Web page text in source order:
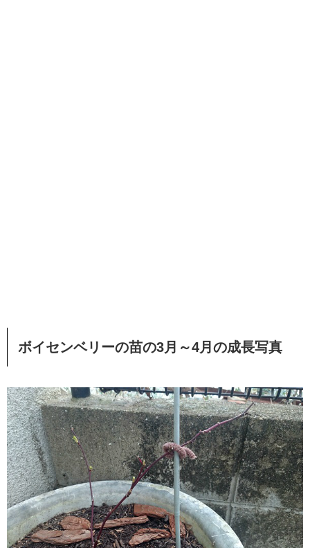
ボイセンベリーの苗の3月～4月の成長写真